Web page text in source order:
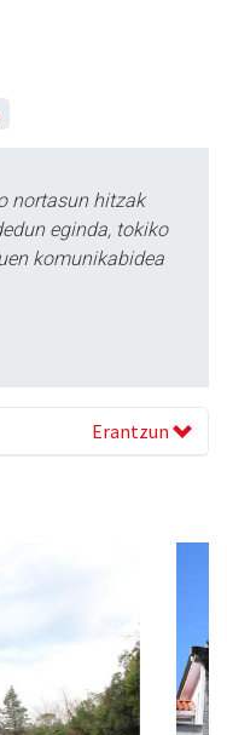
nortasun hitzak
eginda, tokiko
komunikabidea
Erantzun